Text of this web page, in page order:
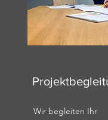
Wir begleiten Ihr